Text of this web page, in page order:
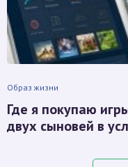
Образ жизни
Где я покупаю
двух сыновей в